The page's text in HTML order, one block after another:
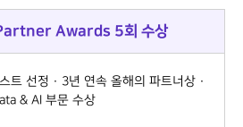
Awards 5회 수상
트 선정 · 3년 연속 올해의 파트너상 ·
& AI 부문 수상